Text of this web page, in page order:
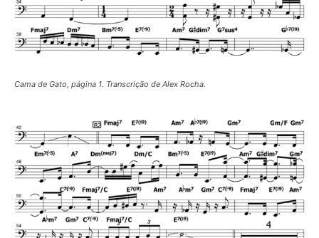
Cama de Gato, página 1. Transcrição de Alex Rocha.